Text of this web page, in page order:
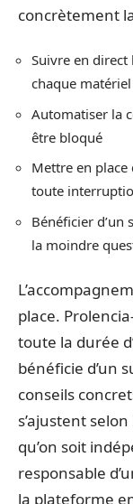
concrètement
Suivre en direct
chaque matériel
Automatiser la
être bloqué
Mettre en place
toute
Bénéficier
la moindre
place.
toute la durée
bénéficie d’un
conseils
s’ajustent
qu’on soit
responsable
la plateforme